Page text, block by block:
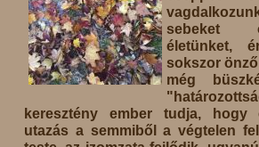
sebeket
életünket,
sokszor
még
keresztény ember tudja, hogy
utazás a semmiből a végtelen